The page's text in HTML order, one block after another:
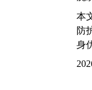
本
防
身